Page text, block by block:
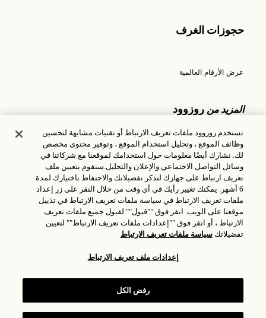
المزيد منروزوود
الوظائف
بطاقات الهدايا
معلومات
سياسة الخصوصية
المركز الإعلامي
حجوزات الغرف
عرض الأرقام العالمية
©2025، فنادق ومنتجعات روزوود، شركة ذات مسؤولية محدودة
|تصريح ICP: 17035714 | غونغان بييان: 31010102004896
تستخدم روزوود ملفات تعريف الارتباط أو تقنيات مشابهة لتحسين
وظائف الموقع ، وتحليل استخدام الموقع ، وتوفير محتوى مخصص
لك. نشارك أيضًا معلومات حول استخدامك لموقعنا مع شركائنا في
وسائل التواصل الاجتماعي والإعلان والتحليل.سنقوم بتعيين ملف
تعريف ارتباط على جهازك لتذكر تفضيلاتك والاحتفاظ باختيارك لمدة
6 أشهر. يمكنك تغيير رأيك في أي وقت من خلال النقر على زر إعداد
ملفات تعريف الارتباط في سياسة ملفات تعريف الارتباط في تذييل
موقعنا على الويب. انقر فوق ""قبول"" لقبول جميع ملفات تعريف
الارتباط ، أو انقر فوق ""إعدادات ملفات تعريف الارتباط"" لتعيين
تفضيلاتكسياسة ملفات تعريف الارتباط
إعدادات ملف تعريف الارتباط
رفض الكل